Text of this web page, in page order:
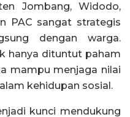
Jombang, Widodo,
PAC sangat strategis
dengan warga.
hanya dituntut paham
mampu menjaga nilai
kehidupan sosial.
kunci mendukung